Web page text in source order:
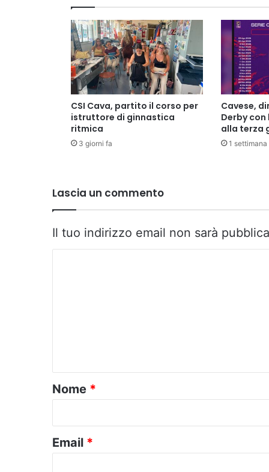
CSI Cava, partito il corso per
istruttore di ginnastica
ritmica
3 giorni fa
Cavese,
Derby
alla terza
1 settimana
Lascia un commento
Il tuo indirizzo email non sarà
o
*
Nome *
Email *